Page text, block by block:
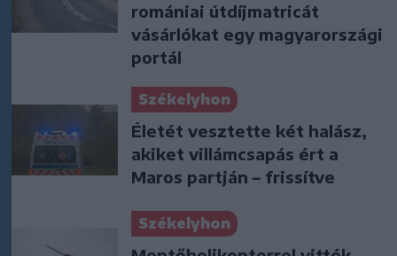
romániai útdíjmatricát
vásárlókat egy magyarországi
portál
Székelyhon
Életét vesztette két halász,
akiket villámcsapás ért a
Maros partján – frissítve
Székelyhon